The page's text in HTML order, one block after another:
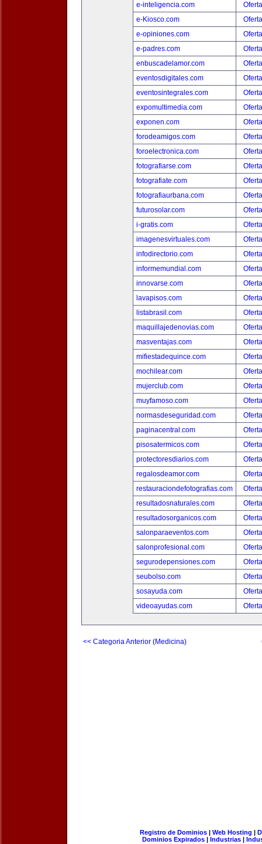
e-inteligencia.com
e-Kiosco.com
e-opiniones.com
e-padres.com
enbuscadelamor.com
eventosdigitales.com
eventosintegrales.com
expomultimedia.com
exponen.com
forodeamigos.com
foroelectronica.com
fotografiarse.com
fotografiate.com
fotografiaurbana.com
futurosolar.com
i-gratis.com
imagenesvirtuales.com
infodirectorio.com
informemundial.com
innovarse.com
lavapisos.com
listabrasil.com
maquillajedenovias.com
masventajas.com
mifiestadequince.com
mochilear.com
mujerclub.com
muyfamoso.com
normasdeseguridad.com
paginacentral.com
pisosatermicos.com
protectoresdiarios.com
regalosdeamor.com
restauraciondefotografias.com
resultadosnaturales.com
resultadosorganicos.com
salonparaeventos.com
salonprofesional.com
segurodepensiones.com
seubolso.com
sosayuda.com
videoayudas.com
<< Categoria Anterior (Medicina)
Registro de Dominios| Web Hosting |
Dominios Expirados | Industrias |